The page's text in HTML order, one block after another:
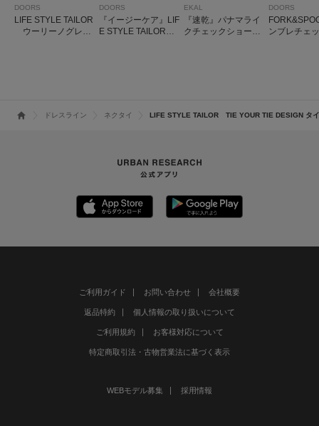
DOORS
LIFE STYLE TAILOR
ウーリーノグレン
DOORS
『イージーケア』LIF
E STYLE TAILOR
EKAL
『速乾』パナマライ
クチェックショート
DOORS
ンブレチェ
ドレスライン ネクタイ LIFE STYLE TAILOR TIE YOUR TIE DESIGN タ
ご利用ガイド お問い合わせ 会社概要
返品特約 個人情報の取り扱いについて
ご利用規約 お客様対応について
特定商取引法・古物営業法に基づく表示
WEBモデル募集 採用情報